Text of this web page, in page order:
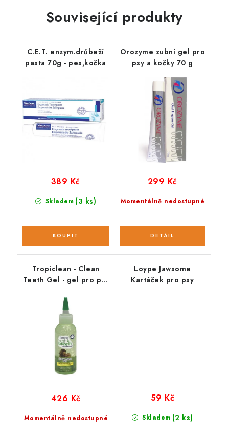
Související produkty
C.E.T. enzym.drůbeží
pasta 70g - pes,kočka
Skladem (3 ks)
389 Kč
Orozyme zubní gel pro
psy a kočky 70 g
Momentálně nedostupné
299 Kč
Tropiclean - Clean
Teeth Gel - gel pro psy
Momentálně nedostupné
426 Kč
Loype Jawsome
Kartáček pro psy
Skladem (2 ks)
59 Kč